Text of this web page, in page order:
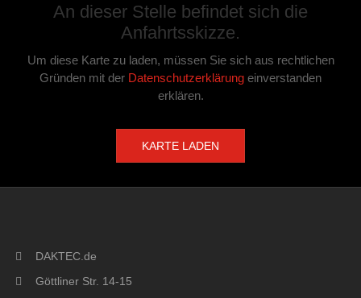
An dieser Stelle befindet sich die
Anfahrtsskizze.
Um diese Karte zu laden, müssen Sie sich aus rechtlichen
Gründen mit der Datenschutzerklärung einverstanden
erklären.
KARTE LADEN
DAKTEC.de
Göttliner Str. 14-15